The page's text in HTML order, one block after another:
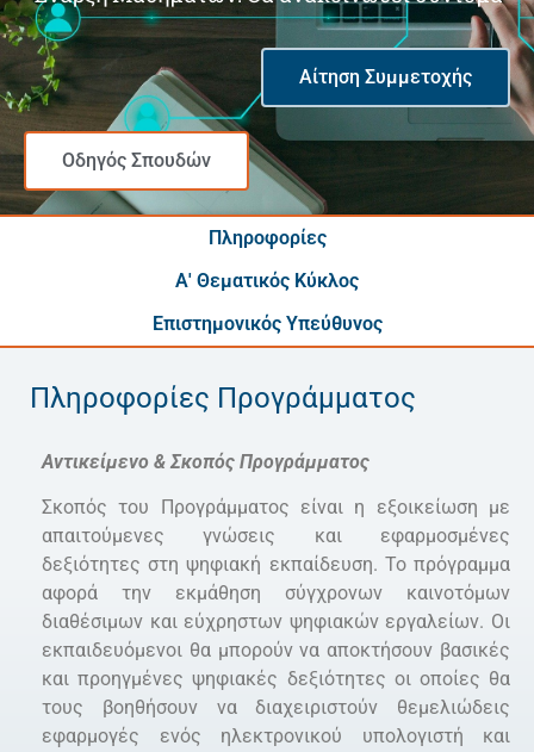
Αίτηση Συμμετοχής
Οδηγός Σπουδών
Πληροφορίες
Α' Θεματικός Κύκλος
Επιστημονικός Υπεύθυνος
Πληροφορίες Προγράμματος
Αντικείμενο & Σκοπός Προγράμματος
Σκοπός του Προγράμματος είναι η εξοικείωση με
απαιτούμενες γνώσεις και εφαρμοσμένες
δεξιότητες στη ψηφιακή εκπαίδευση. Το πρόγραμμα
αφορά την εκμάθηση σύγχρονων καινοτόμων
διαθέσιμων και εύχρηστων ψηφιακών εργαλείων. Οι
εκπαιδευόμενοι θα μπορούν να αποκτήσουν βασικές
και προηγμένες ψηφιακές δεξιότητες οι οποίες θα
τους βοηθήσουν να διαχειριστούν θεμελιώδεις
εφαρμογές ενός ηλεκτρονικού υπολογιστή και